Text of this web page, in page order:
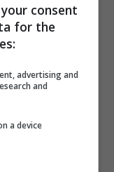
è
consent
for the
advertising and
and
a device